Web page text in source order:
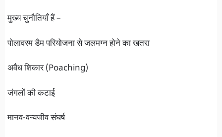
मुख्य चुनौतियाँ हैं –
पोलावरम डैम परियोजना से जलमग्न होने का खतरा
अवैध शिकार (Poaching)
जंगलों की कटाई
मानव-वन्यजीव संघर्ष